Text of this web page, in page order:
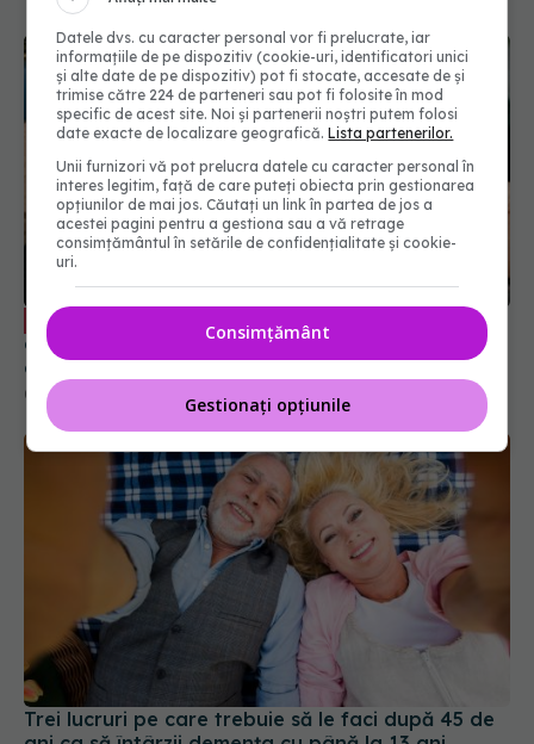
EXCLUSIV
creadă teoriile conspirației. Psihologul Radu Leca
explică ce se întâmplă în creier
04 aug 2026, 13:45
Trei lucruri pe care trebuie să le faci după 45 de
Datele dvs. cu caracter personal vor fi prelucrate, iar
informațiile de pe dispozitiv (cookie-uri, identificatori unici
și alte date de pe dispozitiv) pot fi stocate, accesate de și
trimise către 224 de parteneri sau pot fi folosite în mod
specific de acest site. Noi și partenerii noștri putem folosi
date exacte de localizare geografică.Lista partenerilor.
Unii furnizori vă pot prelucra datele cu caracter personal în
interes legitim, față de care puteți obiecta prin gestionarea
opțiunilor de mai jos. Căutați un link în partea de jos a
acestei pagini pentru a gestiona sau a vă retrage
consimțământul în setările de confidențialitate și cookie-
uri.
Consimțământ
Gestionați opțiunile